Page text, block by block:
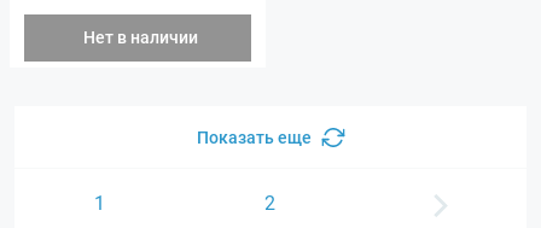
Нет в наличии
Показать еще
1 2